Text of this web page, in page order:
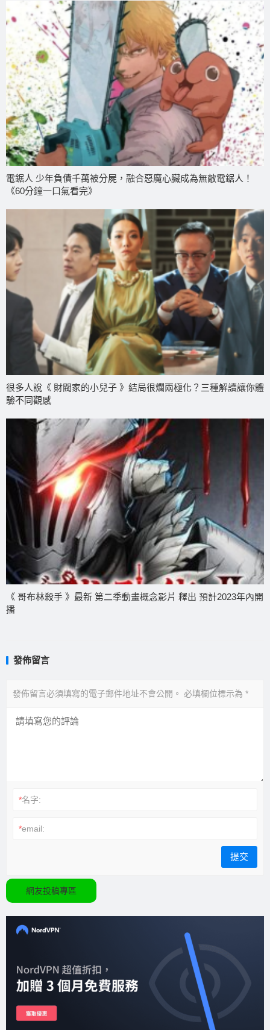
電鋸人 少年負債千萬被分屍，融合惡魔心臟成為無敵電鋸人！
《60分鐘一口氣看完》
很多人說《 財閥家的小兒子 》結局很爛兩極化？三種解讀讓你體
驗不同觀感
《 哥布林殺手 》最新 第二季動畫概念影片 釋出 預計2023年內開
播
發佈留言
發佈留言必須填寫的電子郵件地址不會公開。 必填欄位標示為 *
*名字:
*email:
網友投稿專區